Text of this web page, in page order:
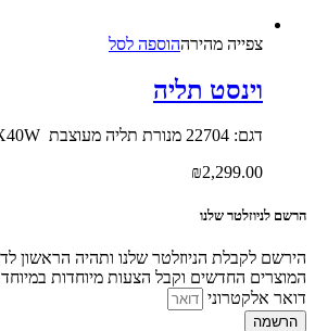
צפייה‬ ‫מהירה‬הוספה לסל
וינסט תליה
דגם: 22704 מנורת תליה מעוצבת LED 8X40W
₪2,299.00
הרשם לניוזלטר שלנו
הירשם לקבלת הניוזלטר שלנו ותהיה הראשון
המוצרים החדשים וקבל הצעות מיוחדות
דואר אלקטרוני
הרשמה